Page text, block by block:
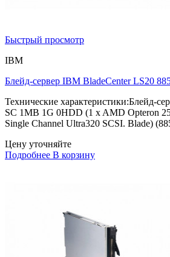
Быстрый просмотр
IBM
Блейд-сервер IBM BladeCenter LS20
Технические характеристики:Блейд-
SC 1MB 1G 0HDD (1 x AMD Opteron
Single Channel Ultra320 SCSI. Blade)
Цену уточняйте
Подробнее В корзину